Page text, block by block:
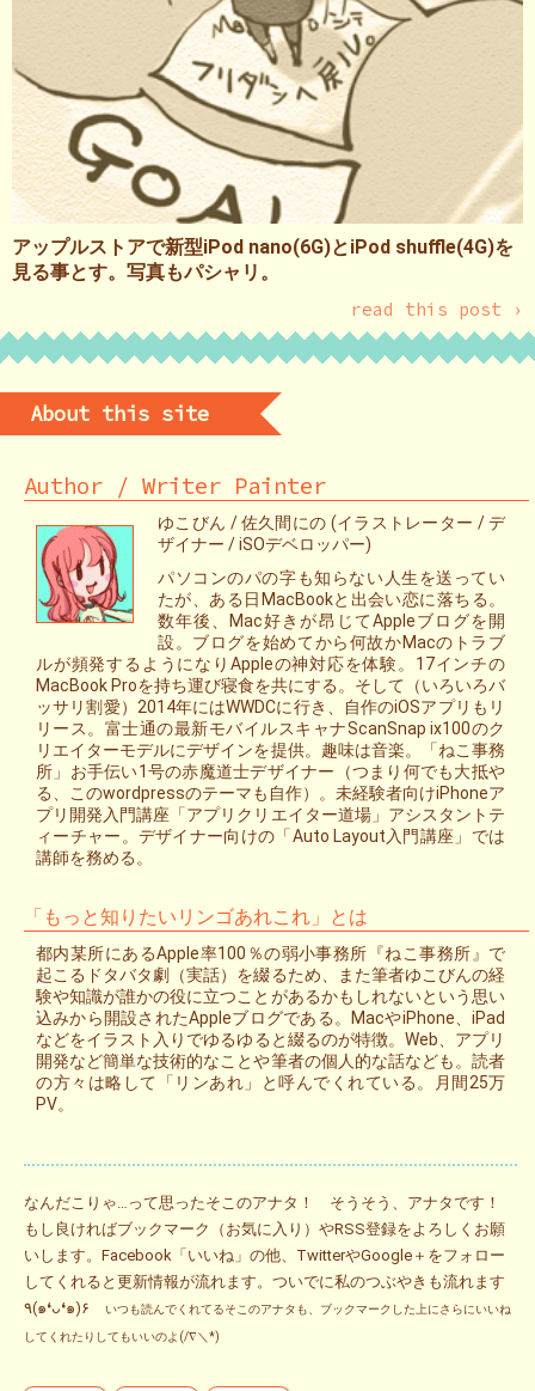
アップルストアで新型iPod nano(6G)とiPod shuffle(4G)を
見る事とす。写真もパシャリ。
read this post ›
About this site
Author / Writer Painter
ゆこびん / 佐久間にの (イラストレーター / デ
ザイナー / iSOデベロッパー)
パソコンのパの字も知らない人生を送ってい
たが、ある日MacBookと出会い恋に落ちる。
数年後、Mac好きが昂じてAppleブログを開
設。ブログを始めてから何故かMacのトラブ
ルが頻発するようになりAppleの神対応を体験。17インチの
MacBook Proを持ち運び寝食を共にする。そして（いろいろバ
ッサリ割愛）2014年にはWWDCに行き、自作のiOSアプリもリ
リース。富士通の最新モバイルスキャナScanSnap ix100のク
リエイターモデルにデザインを提供。趣味は音楽。「ねこ事務
所」お手伝い1号の赤魔道士デザイナー（つまり何でも大抵や
る、このwordpressのテーマも自作）。未経験者向けiPhoneア
プリ開発入門講座「アプリクリエイター道場」アシスタントテ
ィーチャー。デザイナー向けの「Auto Layout入門講座」では
講師を務める。
「もっと知りたいリンゴあれこれ」とは
都内某所にあるApple率100％の弱小事務所『ねこ事務所』で
起こるドタバタ劇（実話）を綴るため、また筆者ゆこびんの経
験や知識が誰かの役に立つことがあるかもしれないという思い
込みから開設されたAppleブログである。MacやiPhone、iPad
などをイラスト入りでゆるゆると綴るのが特徴。Web、アプリ
開発など簡単な技術的なことや筆者の個人的な話なども。読者
の方々は略して「リンあれ」と呼んでくれている。月間25万
PV。
なんだこりゃ…って思ったそこのアナタ！ そうそう、アナタです！
もし良ければブックマーク（お気に入り）やRSS登録をよろしくお願
いします。Facebook「いいね」の他、TwitterやGoogle＋をフォロー
してくれると更新情報が流れます。ついでに私のつぶやきも流れます
٩(๑❛ᴗ❛๑)۶
いつも読んでくれてるそこのアナタも、ブックマークした上にさらにいいね
してくれたりしてもいいのよ(/∇＼*)